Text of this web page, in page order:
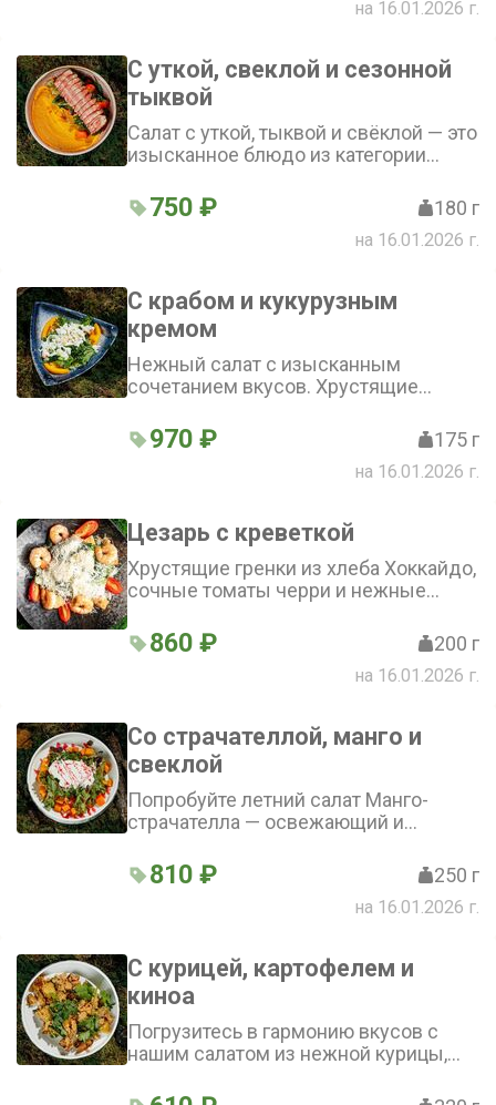
апельсина и оливковое маслона 16.01.2026 г.
С уткой, свеклой и сезонной
тыквой
Салат с уткой, тыквой и свёклой — это
изысканное блюдо из категории
нежность утиной грудки, сладость
тыквы и свёклы, а также пикантные
нотки тимьяна и розмарина
750 ₽ 180 г
на 16.01.2026 г.
С крабом и кукурузным
кремом
Нежный салат с изысканным
сочетанием вкусов. Хрустящие
краба, а кукурузный крем придаёт
блюду лёгкую кремовость. Кунжут и
нотки юдзу добавляют пикантности
970 ₽ 175 г
на 16.01.2026 г.
Цезарь с креветкой
Хрустящие гренки из хлеба Хоккайдо,
сочные томаты черри и нежные
сочетаются в салате. Листья романо
придают свежесть, а соус «Цезарь»
объединяет все вкусы. Завершает
860 ₽ 200 г
на 16.01.2026 г.
Со страчателлой, манго и
свеклой
Попробуйте летний салат Манго-
страчателла — освежающий и
манго гармонично сочетается с
мягкостью страчателлы
810 ₽ 250 г
на 16.01.2026 г.
С курицей, картофелем и
киноа
Погрузитесь в гармонию вкусов с
нашим салатом из нежной курицы,
картофеля, освежённого хрустящими